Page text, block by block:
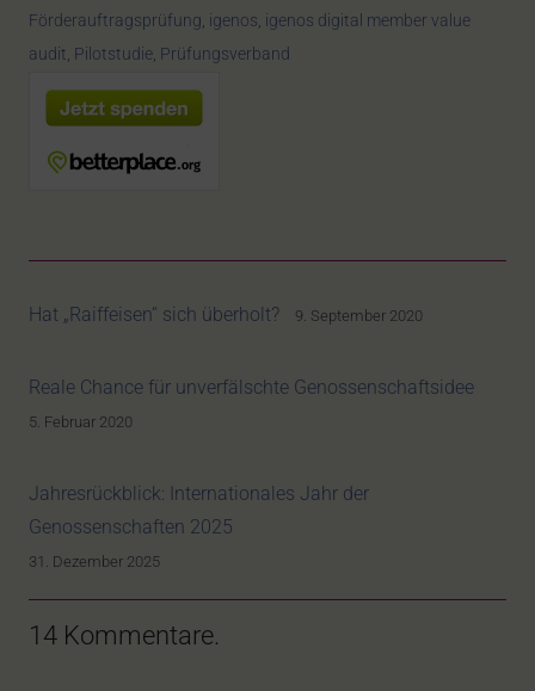
Förderauftragsprüfung, igenos, igenos digital member value
audit, Pilotstudie, Prüfungsverband
Hat „Raiffeisen“ sich überholt? 9. September 2020
Reale Chance für unverfälschte Genossenschaftsidee
5. Februar 2020
Jahresrückblick: Internationales Jahr der
Genossenschaften 2025
31. Dezember 2025
14 Kommentare.